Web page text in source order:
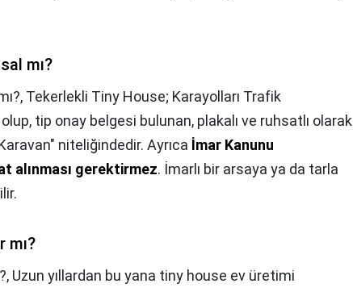
mı?
Tekerlekli Tiny House; Karayolları Trafik
tip onay belgesi bulunan, plakalı ve ruhsatlı olarak
niteliğindedir. Ayrıca İmar Kanunu
alınması gerektirmez. İmarlı bir arsaya ya da tarla
mı?
Uzun yıllardan bu yana tiny house ev üretimi